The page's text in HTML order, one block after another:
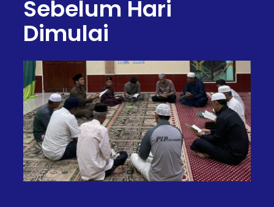
Sebelum Hari
Dimulai